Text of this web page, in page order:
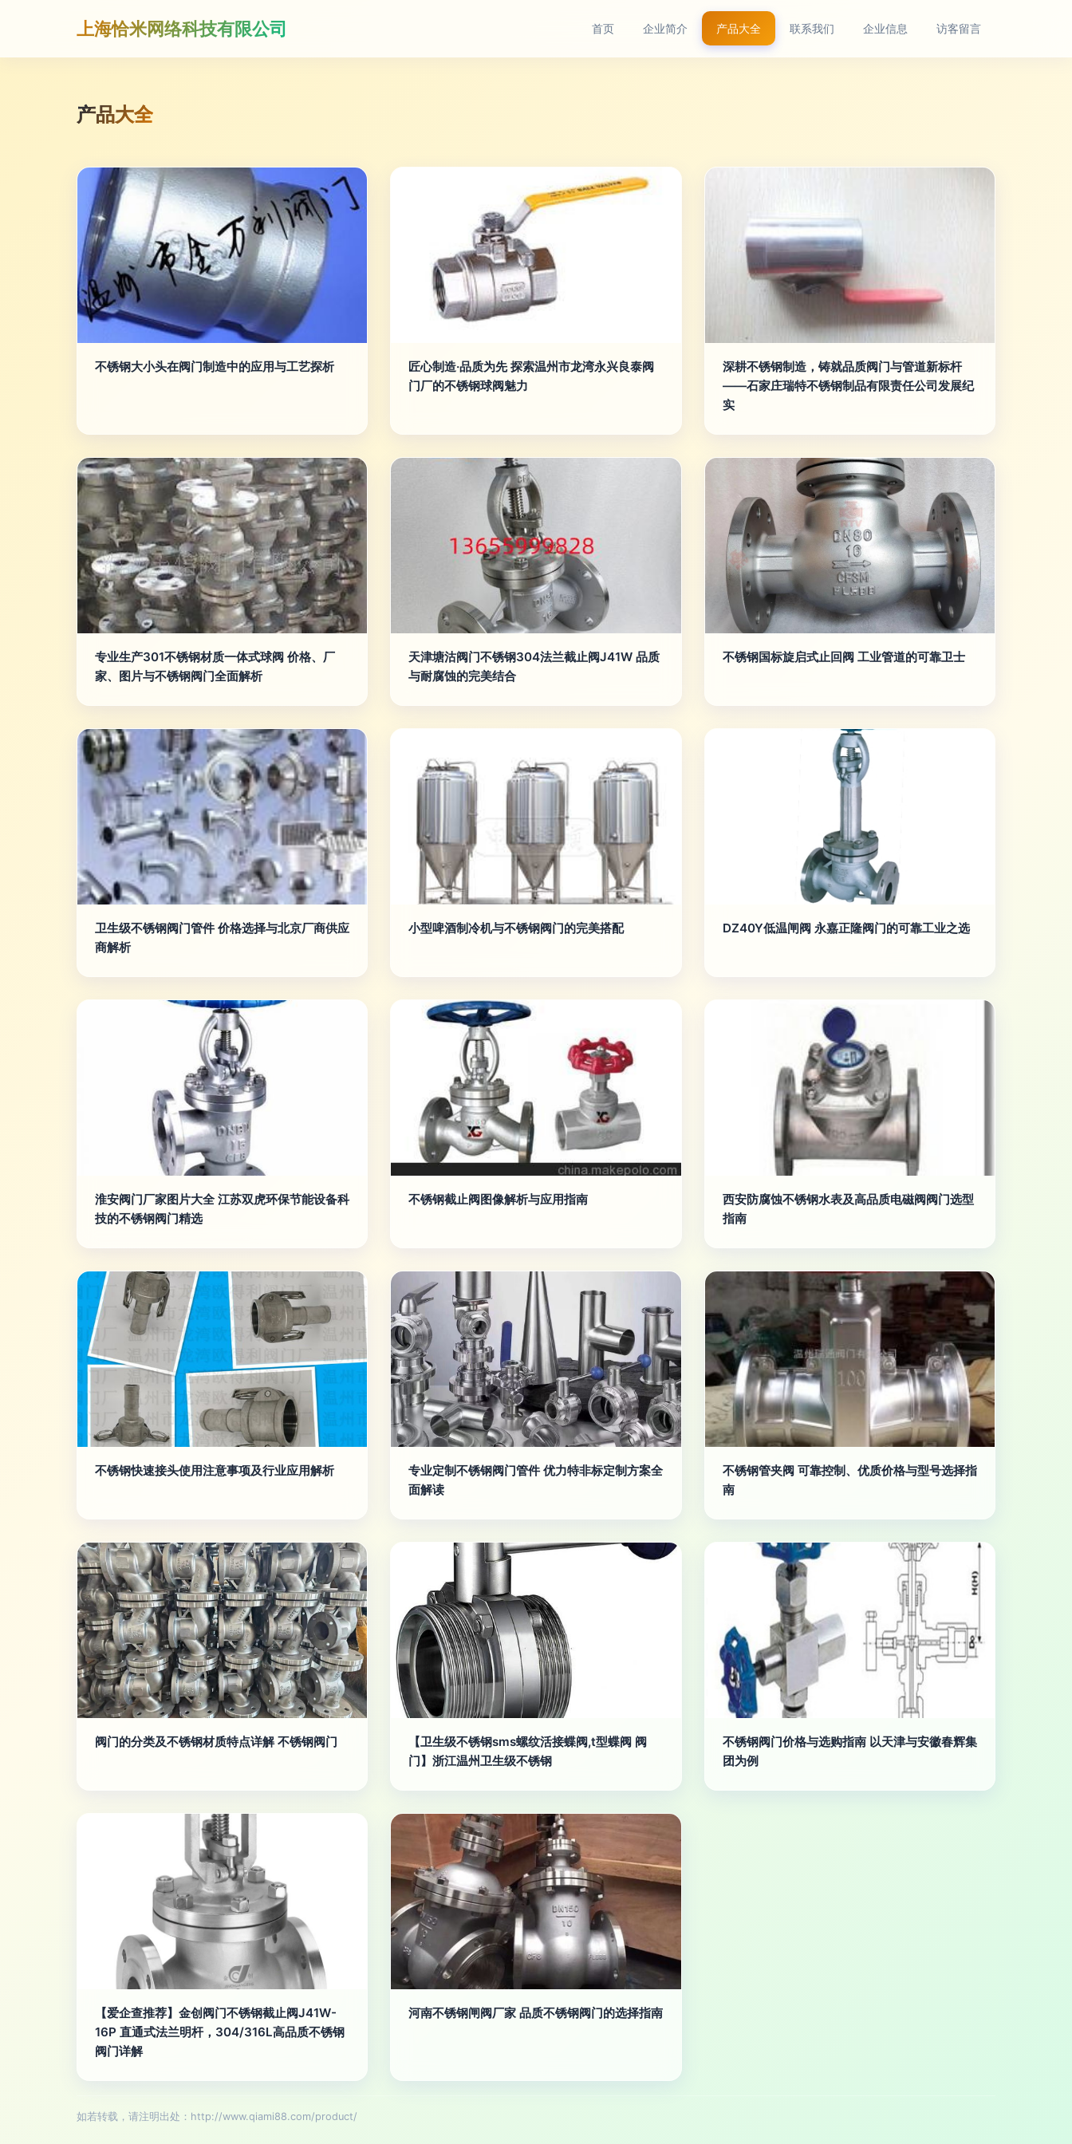
上海恰米网络科技有限公司 首页 企业简介 产品大全 联系我们 企业信息 访客留言
产品大全
不锈钢大小头在阀门制造中的应用与工艺探析
匠心制造·品质为先 探索温州市龙湾永兴良泰阀
门厂的不锈钢球阀魅力
深耕不锈钢制造，铸就品质阀门与管道新标杆
——石家庄瑞特不锈钢制品有限责任公司发展纪
实
专业生产301不锈钢材质一体式球阀 价格、厂
家、图片与不锈钢阀门全面解析
天津塘沽阀门不锈钢304法兰截止阀J41W 品质
与耐腐蚀的完美结合
不锈钢国标旋启式止回阀 工业管道的可靠卫士
卫生级不锈钢阀门管件 价格选择与北京厂商供应
商解析
小型啤酒制冷机与不锈钢阀门的完美搭配 DZ40Y低温闸阀 永嘉正隆阀门的可靠工业之选
淮安阀门厂家图片大全 江苏双虎环保节能设备科
技的不锈钢阀门精选
不锈钢截止阀图像解析与应用指南
西安防腐蚀不锈钢水表及高品质电磁阀阀门选型
指南
不锈钢快速接头使用注意事项及行业应用解析
专业定制不锈钢阀门管件 优力特非标定制方案全
面解读
不锈钢管夹阀 可靠控制、优质价格与型号选择指
南
阀门的分类及不锈钢材质特点详解 不锈钢阀门
【卫生级不锈钢sms螺纹活接蝶阀,t型蝶阀 阀
门】浙江温州卫生级不锈钢
不锈钢阀门价格与选购指南 以天津与安徽春辉集
团为例
【爱企查推荐】金创阀门不锈钢截止阀J41W-
16P 直通式法兰明杆，304/316L高品质不锈钢
阀门详解
河南不锈钢闸阀厂家 品质不锈钢阀门的选择指南
如若转载，请注明出处：http://www.qiami88.com/product/